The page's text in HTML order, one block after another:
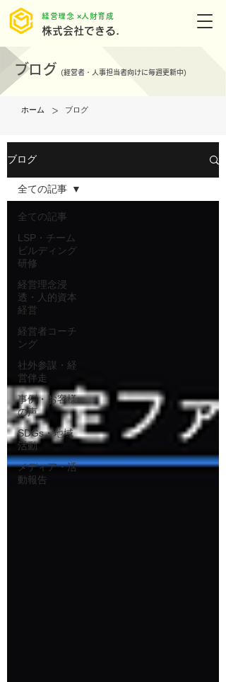
株式会社できる.
​経営理念 ×人財育成
ブログ (経営者・人事担当者向けに毎週更新中)
ホーム > ブログ
ブログ
全ての記事
LSP・チーム
ビルディング
研修
経営理念浸
透・人的資本
経営
経営者コーチ
ング
社外参謀・経
営伴走
事例・お客様
の声
SDGs・地域
活動
メディア・活
動報告
全ての記事